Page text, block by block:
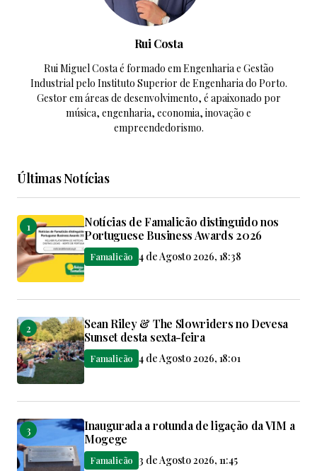
Rui Costa
Rui Miguel Costa é formado em Engenharia e Gestão
Industrial pelo Instituto Superior de Engenharia do Porto.
Gestor em áreas de desenvolvimento, é apaixonado por
música, engenharia, economia, inovação e
empreendedorismo.
Últimas Notícias
Notícias de Famalicão distinguido nos
Portuguese Business Awards 2026
Famalicão 4 de Agosto 2026, 18:38
Sean Riley & The Slowriders no Devesa
Sunset desta sexta-feira
Famalicão 4 de Agosto 2026, 18:01
Inaugurada a rotunda de ligação da VIM a
Mogege
Famalicão 3 de Agosto 2026, 11:45